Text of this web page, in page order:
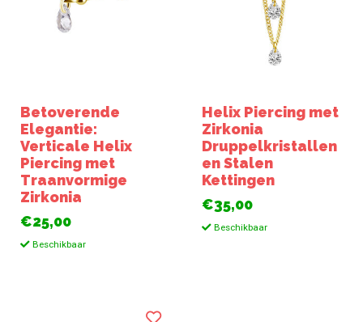
Betoverende
Elegantie:
Verticale Helix
Piercing met
Traanvormige
Zirkonia
€25,00
Beschikbaar
Helix Piercing met
Zirkonia
Druppelkristallen
en Stalen
Kettingen
€35,00
Beschikbaar